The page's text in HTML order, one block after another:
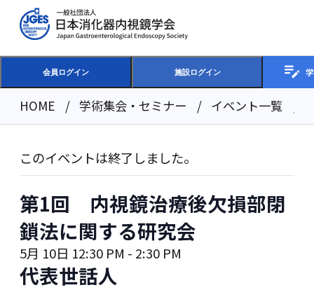
会員ログイン 施設ログイン
HOME 学術集会・セミナー イベント一覧
このイベントは終了しました。
第1回 内視鏡治療後欠損部閉
鎖法に関する研究会
5月 10日 12:30 PM - 2:30 PM
代表世話人